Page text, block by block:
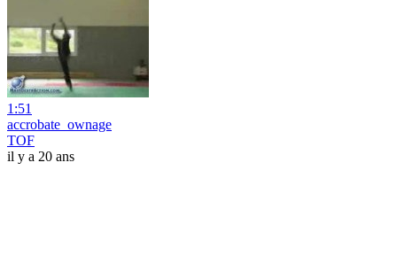
1:51
accrobate_ownage
TOF
il y a 20 ans